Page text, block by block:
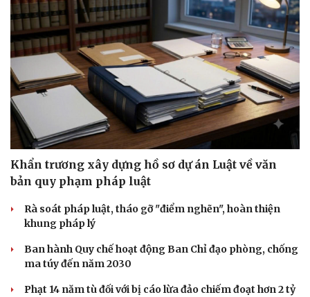
Tư vấn
Câu chuyện thời sự
Khẩn trương xây dựng hồ sơ dự án Luật về văn
bản quy phạm pháp luật
Rà soát pháp luật, tháo gỡ "điểm nghẽn", hoàn thiện
khung pháp lý
Ban hành Quy chế hoạt động Ban Chỉ đạo phòng, chống
ma túy đến năm 2030
Phạt 14 năm tù đối với bị cáo lừa đảo chiếm đoạt hơn 2 tỷ